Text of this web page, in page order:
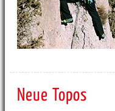
Neue Topos